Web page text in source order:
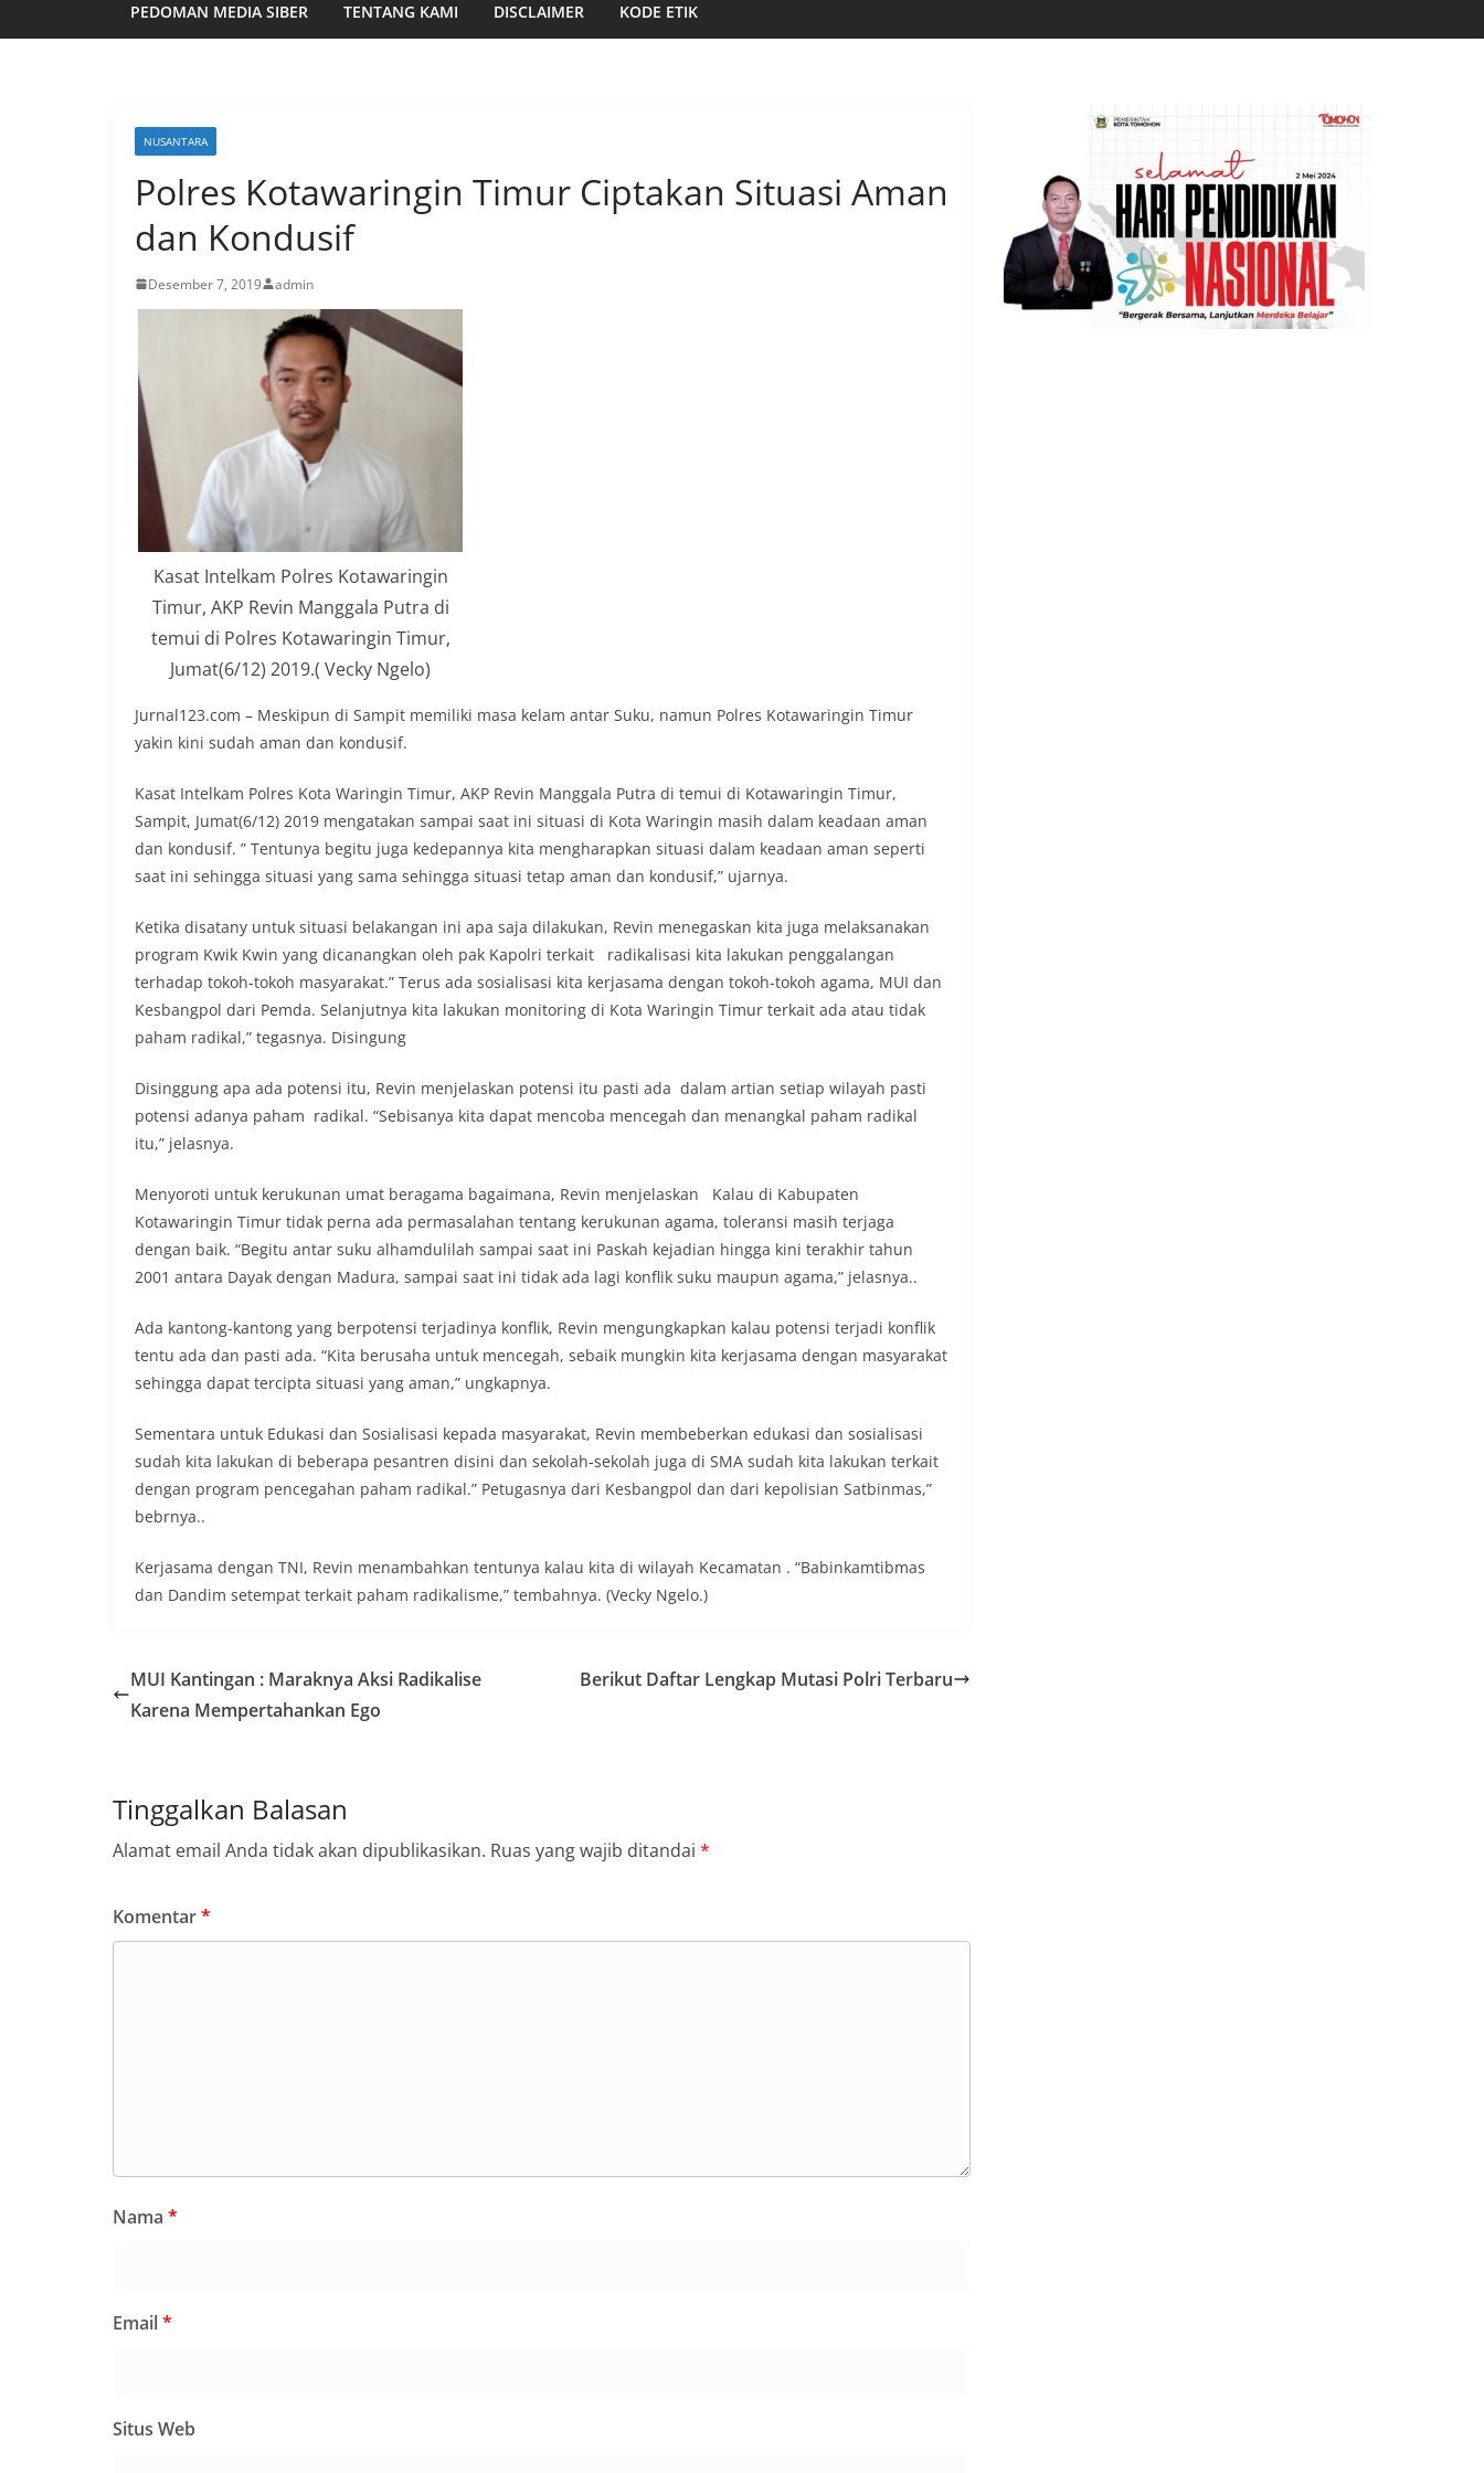
PEDOMAN MEDIA SIBER TENTANG KAMI DISCLAIMER KODE ETIK
NUSANTARA
Polres Kotawaringin Timur Ciptakan Situasi Aman
dan Kondusif
Desember 7, 2019 admin
Kasat Intelkam Polres Kotawaringin
Timur, AKP Revin Manggala Putra di
temui di Polres Kotawaringin Timur,
Jumat(6/12) 2019.( Vecky Ngelo)
Jurnal123.com – Meskipun di Sampit memiliki masa kelam antar Suku, namun Polres Kotawaringin Timur
yakin kini sudah aman dan kondusif.
Kasat Intelkam Polres Kota Waringin Timur, AKP Revin Manggala Putra di temui di Kotawaringin Timur,
Sampit, Jumat(6/12) 2019 mengatakan sampai saat ini situasi di Kota Waringin masih dalam keadaan aman
dan kondusif. ” Tentunya begitu juga kedepannya kita mengharapkan situasi dalam keadaan aman seperti
saat ini sehingga situasi yang sama sehingga situasi tetap aman dan kondusif,” ujarnya.
Ketika disatany untuk situasi belakangan ini apa saja dilakukan, Revin menegaskan kita juga melaksanakan
program Kwik Kwin yang dicanangkan oleh pak Kapolri terkait radikalisasi kita lakukan penggalangan
terhadap tokoh-tokoh masyarakat.” Terus ada sosialisasi kita kerjasama dengan tokoh-tokoh agama, MUI dan
Kesbangpol dari Pemda. Selanjutnya kita lakukan monitoring di Kota Waringin Timur terkait ada atau tidak
paham radikal,” tegasnya. Disingung
Disinggung apa ada potensi itu, Revin menjelaskan potensi itu pasti ada dalam artian setiap wilayah pasti
potensi adanya paham radikal. “Sebisanya kita dapat mencoba mencegah dan menangkal paham radikal
itu,” jelasnya.
Menyoroti untuk kerukunan umat beragama bagaimana, Revin menjelaskan Kalau di Kabupaten
Kotawaringin Timur tidak perna ada permasalahan tentang kerukunan agama, toleransi masih terjaga
dengan baik. “Begitu antar suku alhamdulilah sampai saat ini Paskah kejadian hingga kini terakhir tahun
2001 antara Dayak dengan Madura, sampai saat ini tidak ada lagi konflik suku maupun agama,” jelasnya..
Ada kantong-kantong yang berpotensi terjadinya konflik, Revin mengungkapkan kalau potensi terjadi konflik
tentu ada dan pasti ada. “Kita berusaha untuk mencegah, sebaik mungkin kita kerjasama dengan masyarakat
sehingga dapat tercipta situasi yang aman,” ungkapnya.
Sementara untuk Edukasi dan Sosialisasi kepada masyarakat, Revin membeberkan edukasi dan sosialisasi
sudah kita lakukan di beberapa pesantren disini dan sekolah-sekolah juga di SMA sudah kita lakukan terkait
dengan program pencegahan paham radikal.” Petugasnya dari Kesbangpol dan dari kepolisian Satbinmas,”
bebrnya..
Kerjasama dengan TNI, Revin menambahkan tentunya kalau kita di wilayah Kecamatan . “Babinkamtibmas
dan Dandim setempat terkait paham radikalisme,” tembahnya. (Vecky Ngelo.)
MUI Kantingan : Maraknya Aksi Radikalise
Karena Mempertahankan Ego
Berikut Daftar Lengkap Mutasi Polri Terbaru
Tinggalkan Balasan
Alamat email Anda tidak akan dipublikasikan. Ruas yang wajib ditandai *
Komentar*
Nama *
Email*
Situs Web